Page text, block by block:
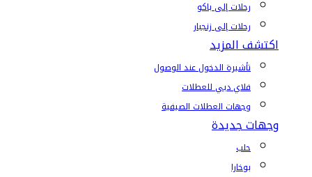
رحلات إلى باكو
رحلات إلى زنجبار
اكتشف المزيد
تأشيرة الدخول عند الوصول
فلاي دبي للعطلات
وجهات العطلات الصيفية
وجهات جديدة
حلب
بوخارا